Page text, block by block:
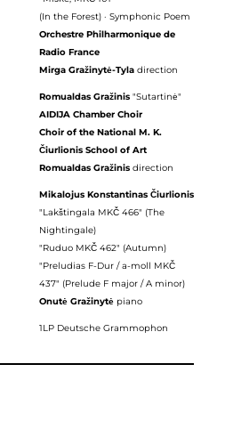
(In the Forest) · Symphonic Poem
Orchestre Philharmonique de
Radio France
Mirga Gražinytė-Tyla direction
Romualdas Gražinis "Sutartinė"
AIDIJA Chamber Choir
Choir of the National M. K.
Čiurlionis School of Art
Romualdas Gražinis direction
Mikalojus Konstantinas Čiurlionis
"Lakštingala MKČ 466" (The
Nightingale)
"Ruduo MKČ 462" (Autumn)
"Preludias F-Dur / a-moll MKČ
437" (Prelude F major / A minor)
Onutė Gražinytė piano
1LP Deutsche Grammophon